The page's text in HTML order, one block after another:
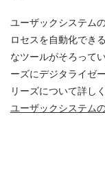
ユーザックシステム
ロセスを自動化でき
なツールがそろって
ーズにデジタライゼ
リーズについて詳し
ユーザックシステム